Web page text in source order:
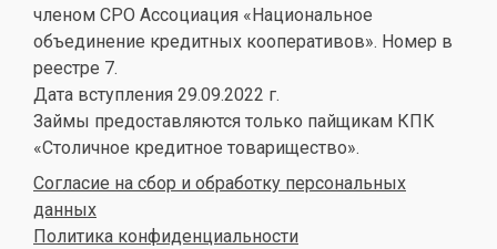
членом СРО Ассоциация «Национальное
объединение кредитных кооперативов». Номер в
реестре 7.
Дата вступления 29.09.2022 г.
Займы предоставляются только пайщикам КПК
«Столичное кредитное товарищество».
Согласие на сбор и обработку персональных
данных
Политика конфиденциальности